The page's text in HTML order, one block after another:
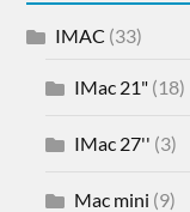
IMAC (33)
IMac 21" (18)
IMac 27'' (3)
Mac mini (9)